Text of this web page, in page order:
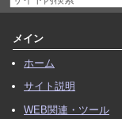
メイン
ホーム
サイト説明
WEB関連・ツール